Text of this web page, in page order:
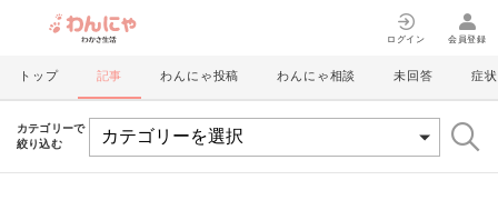
ログイン 会員登録
トップ 記事 わんにゃ投稿 わんにゃ相談 未回答 症状
カテゴリーで
絞り込む